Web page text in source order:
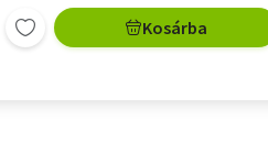
Kosárba